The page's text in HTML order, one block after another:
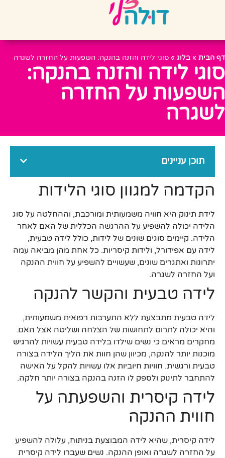
דף הבית » בלוג » סוגי לידה והזנה בהנקה: השפעות על החזרה לשגרה
סוגי לידה והזנה בהנקה:
השפעות על החזרה
לשגרה
תוכן עניינים
הקדמה למגוון סוגי הלידות
לידת תינוק היא חוויה משמעותית ומורכבת, וההחלטה על סוג
הלידה יכולה להשפיע על ההרגשה הכללית של האם לאחר
הלידה. קיימים סוגים שונים של לידות, כולל לידה טבעית,
לידה עם אפידורל, ולידות קיסריות. כל אחת מהן מביאה עמה
יתרונות ואתגרים שונים, שעשויים להשפיע על חווית ההנקה
ועל החזרה לשגרה.
לידה טבעית והקשר להנקה
לידה טבעית מתבצעת ללא התערבות רפואית משמעותית,
והיא יכולה לתרום לתחושות של הצלחה ושליטה אצל האם.
מחקרים מראים כי נשים שילדו בלידה טבעית עשויות להרגיש
מוכנות יותר להנקה, מכיוון שהן חוות את הליך הלידה בצורה
טבעית ורגשית. חוויות חיוביות אלו עשויות להקל על האישה
להתחבר לתינוק ולספק לו הזנה בהנקה בצורה יותר חלקה.
לידה קיסרית והשפעתה על
חווית ההנקה
לידה קיסרית, שהיא לידה המבוצעת בניתוח, עלולה להשפיע
על החזרה לשגרה ואופן ההנקה. נשים שעברו לידה קיסרית